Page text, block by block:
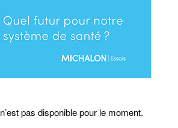
pas disponible pour le moment.